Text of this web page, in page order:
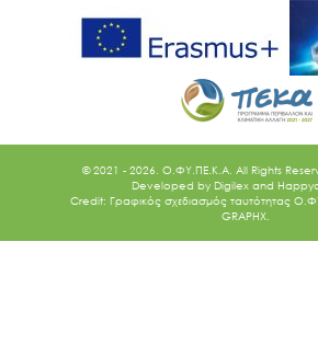
© 2021 - 2026. O.ΦΥ.ΠΕ.Κ.Α. All Rights
Developed by Digilex and
Credit: Γραφικός σχεδιασμός ταυτότητας
GRAPHX.